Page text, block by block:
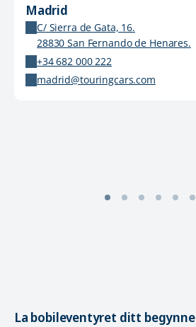
Madrid
C/ Sierra de Gata, 16.
28830 San Fernando de Henares.
+34 682 000 222
madrid@touringcars.com
La bobileventyret ditt begynne